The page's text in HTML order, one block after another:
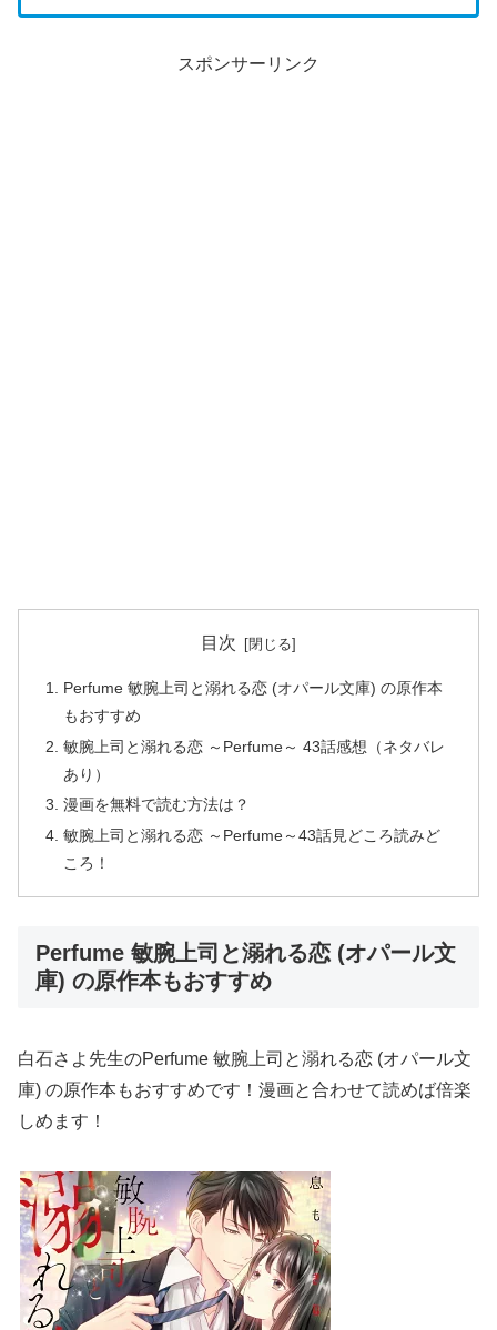
スポンサーリンク
目次
Perfume 敏腕上司と溺れる恋 (オパール文庫) の原作本
もおすすめ
敏腕上司と溺れる恋 ～Perfume～ 43話感想（ネタバレ
あり）
漫画を無料で読む方法は？
敏腕上司と溺れる恋 ～Perfume～43話見どころ読みど
ころ！
Perfume 敏腕上司と溺れる恋 (オパール文
庫) の原作本もおすすめ
白石さよ先生のPerfume 敏腕上司と溺れる恋 (オパール文
庫) の原作本もおすすめです！漫画と合わせて読めば倍楽
しめます！